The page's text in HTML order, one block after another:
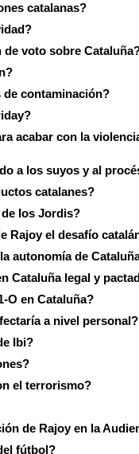
catalanas?
de voto sobre
de contaminación?
acabar con la
a los suyos y al
catalanes?
los Jordis?
Rajoy el desafío
autonomía de
Cataluña legal y
O en Cataluña?
a nivel personal?
Ibi?
el terrorismo?
de Rajoy en la
fútbol?